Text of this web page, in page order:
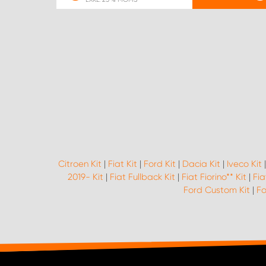
Citroen Kit | Fiat Kit | Ford Kit | Dacia Kit | Iveco Kit
2019- Kit | Fiat Fullback Kit | Fiat Fiorino** Kit |
Ford Custom Kit |